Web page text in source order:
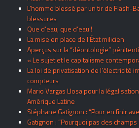
L’homme blessé par un tir de Flash-
blessures
Que d’eau, que d’eau !
La mise en place de l’État milicien
Aperçus sur la “déontologie”
« Le sujet et le capitalisme
La loi de privatisation de l’électricité
compteurs
Mario Vargas Llosa pour la
Amérique Latine
Stéphane Gatignon : “Pour en finir
Gatignon : “Pourquoi pas des